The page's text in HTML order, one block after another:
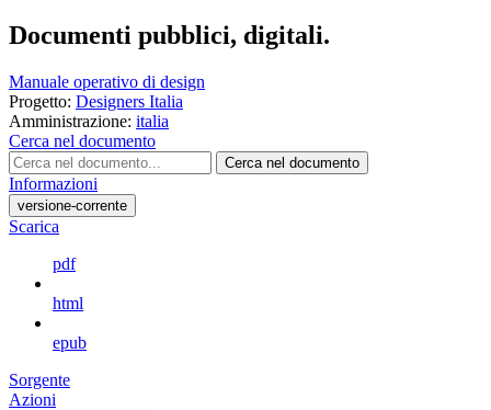
Documenti pubblici, digitali.
Manuale operativo di design
Progetto: Designers Italia
Amministrazione: italia
Cerca nel documento
Cerca nel documento
Informazioni
versione-corrente
Scarica
pdf
html
epub
Sorgente
Azioni